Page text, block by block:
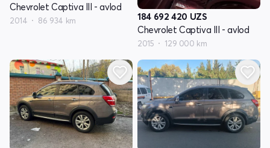
Chevrolet Captiva III - avlod
2014 86 934 km 184 692 420 UZS
Chevrolet Captiva III - avlod
2015 129 000 km